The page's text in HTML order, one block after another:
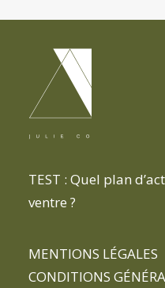
TEST : Quel plan
ventre ?
MENTIONS LÉGALES
CONDITIONS